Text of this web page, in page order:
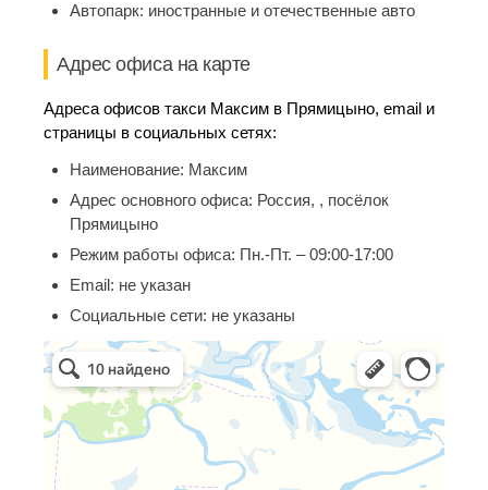
Автопарк: иностранные и отечественные авто
Адрес офиса на карте
Адреса офисов такси Максим в Прямицыно, email и
страницы в социальных сетях:
Наименование: Максим
Адрес основного офиса: Россия, , посёлок
Прямицыно
Режим работы офиса: Пн.-Пт. – 09:00-17:00
Email: не указан
Социальные сети: не указаны